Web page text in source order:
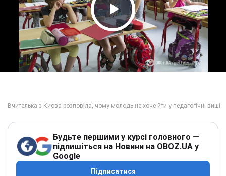
Play Video
Будьте першими у курсі головного —
підпишіться на Новини на OBOZ.UA у
Google
Підписатися